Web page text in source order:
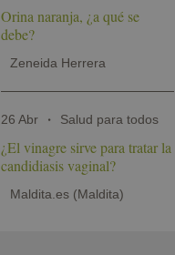
Orina naranja, ¿a qué se
debe?
Zeneida Herrera
26 Abr Salud para todos
¿El vinagre sirve para tratar la
candidiasis vaginal?
Maldita.es (Maldita)